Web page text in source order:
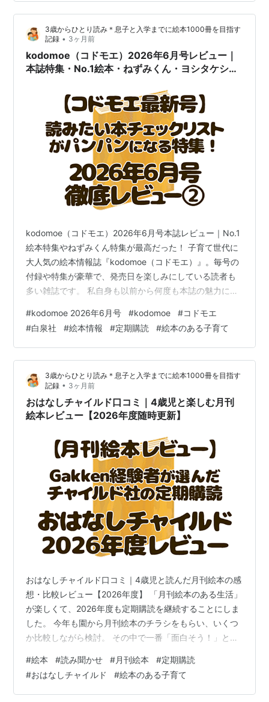
たなあ、と感心してしまった。 以上は友人に手書きでは
がきを書いていて経験したことだが、僕にもやはり「認
知症」の兆しがあるのかなあ、と心配になってしまう。
そして、ふと思いついた。この「なんのこっちゃ」は普
通、パソコンに向かって書き始めているが、まず紙片に
手で…
3歳からひとり読み＊息子と入学までに絵本1000冊を目指す
記録 • 3ヶ月前
kodomoe（コドモエ）2026年6月号レビュー｜
本誌特集・No.1絵本・ねずみくん・ヨシタケシン
kodomoe（コドモエ）2026年6月号本誌レビュー｜No.1
絵本特集やねずみくん特集が最高だった！ 子育て世代に
大人気の絵本情報誌『kodomoe（コドモエ）』。毎号の
付録や特集が豪華で、発売日を楽しみにしている読者も
多い雑誌です。 私自身も以前から何度も本誌の魅力につ
願の【定期購読】をスタートし、発売日に近いタイミン
グで自宅に届く安心感とワクワクを味わえるようになり
ました。 せっかく定期購読を始めたので、2025年10月
号から毎号の感想や付録レビューを「最新号レビュー」
として投稿することにしました！ 読者の皆さんと一緒
に、この雑誌を楽…
#kodomoe 2026年6月号 #kodomoe #コドモエ
#白泉社 #絵本情報 #定期購読 #絵本のある子育て
3歳からひとり読み＊息子と入学までに絵本1000冊を目指す
記録 • 3ヶ月前
おはなしチャイルド口コミ｜4歳児と楽しむ月刊
絵本レビュー【2026年度随時更新】
おはなしチャイルド口コミ｜4歳児と読んだ月刊絵本の感
想・比較レビュー【2026年度】 「月刊絵本のある生活」
が楽しくて、2026年度も定期購読を継続することにしま
した。 今年も園から月刊絵本のチラシをもらい、いくつ
か比較しながら検討。 その中で一番「面白そう！」と感
た。 前年は『がっけんおはなしえほん おひさま』を購読
していましたが、今回は「他社が気になったから乗り換
えた」というより、今年のラインナップを見比べた中
#絵本 #読み聞かせ #月刊絵本 #定期購読
#おはなしチャイルド #絵本のある子育て